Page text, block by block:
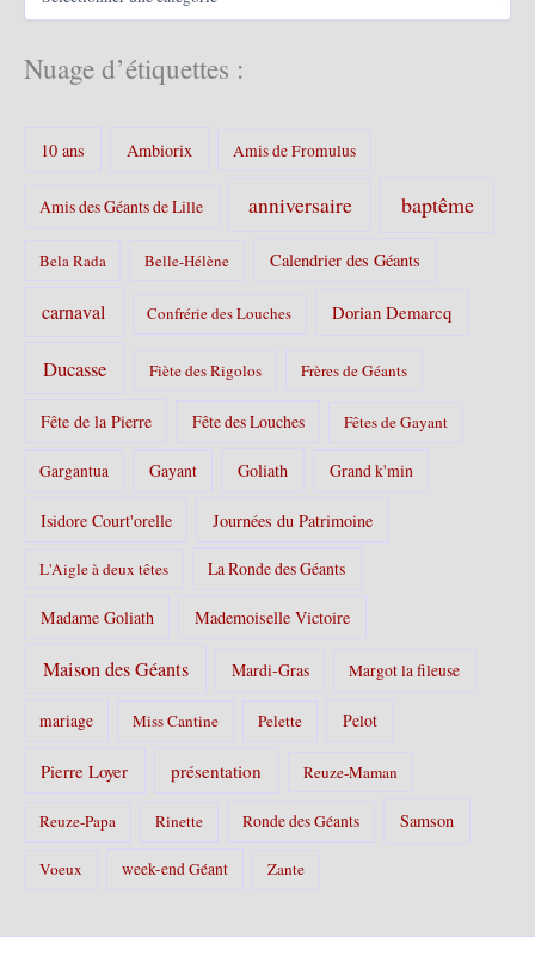
s
é
g
Nuage d’étiquettes :
10 ans Ambiorix Amis de Fromulus
Amis des Géants de Lille anniversaire baptême
Bela Rada Belle-Hélène Calendrier des Géants
carnaval Confrérie des Louches Dorian Demarcq
Ducasse Fiète des Rigolos Frères de Géants
Fête de la Pierre Fête des Louches Fêtes de Gayant
Gargantua Gayant Goliath Grand k'min
Isidore Court'orelle Journées du Patrimoine
L'Aigle à deux têtes La Ronde des Géants
Madame Goliath Mademoiselle Victoire
Maison des Géants Mardi-Gras Margot la fileuse
mariage Miss Cantine Pelette Pelot
Pierre Loyer présentation Reuze-Maman
Reuze-Papa Rinette Ronde des Géants Samson
Voeux week-end Géant Zante